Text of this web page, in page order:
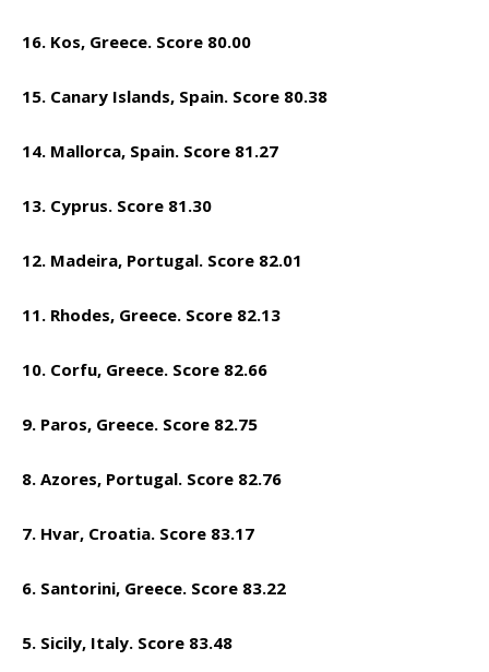
16. Kos, Greece. Score 80.00
15. Canary Islands, Spain. Score 80.38
14. Mallorca, Spain. Score 81.27
13. Cyprus. Score 81.30
12. Madeira, Portugal. Score 82.01
11. Rhodes, Greece. Score 82.13
10. Corfu, Greece. Score 82.66
9. Paros, Greece. Score 82.75
8. Azores, Portugal. Score 82.76
7. Hvar, Croatia. Score 83.17
6. Santorini, Greece. Score 83.22
5. Sicily, Italy. Score 83.48